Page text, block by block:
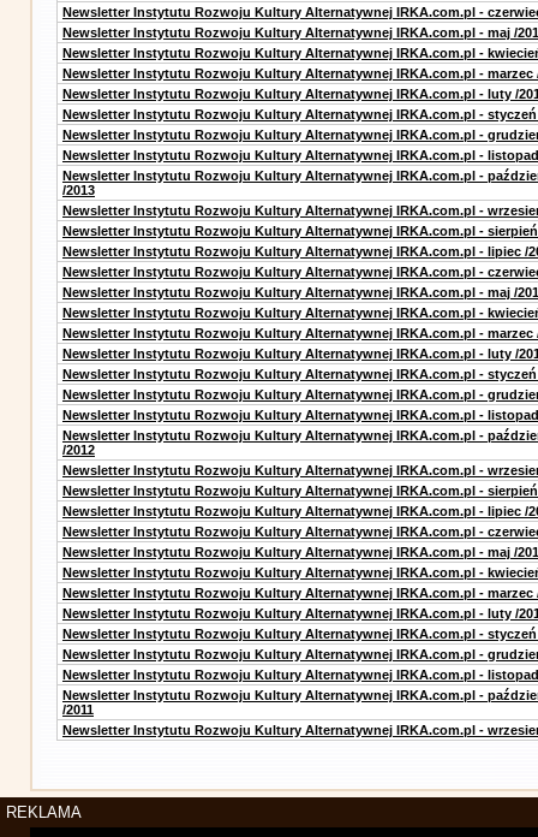
Newsletter Instytutu Rozwoju Kultury Alternatywnej IRKA.com.pl -
Newsletter Instytutu Rozwoju Kultury Alternatywnej IRKA.com.pl - maj /
Newsletter Instytutu Rozwoju Kultury Alternatywnej IRKA.com.pl -
Newsletter Instytutu Rozwoju Kultury Alternatywnej IRKA.com.pl - marzec
Newsletter Instytutu Rozwoju Kultury Alternatywnej IRKA.com.pl - luty /
Newsletter Instytutu Rozwoju Kultury Alternatywnej IRKA.com.pl - styczeń
Newsletter Instytutu Rozwoju Kultury Alternatywnej IRKA.com.pl -
Newsletter Instytutu Rozwoju Kultury Alternatywnej IRKA.com.pl - listopad
Newsletter Instytutu Rozwoju Kultury Alternatywnej IRKA.com.pl -
/2013
Newsletter Instytutu Rozwoju Kultury Alternatywnej IRKA.com.pl -
Newsletter Instytutu Rozwoju Kultury Alternatywnej IRKA.com.pl - sierpień
Newsletter Instytutu Rozwoju Kultury Alternatywnej IRKA.com.pl - lipiec /
Newsletter Instytutu Rozwoju Kultury Alternatywnej IRKA.com.pl -
Newsletter Instytutu Rozwoju Kultury Alternatywnej IRKA.com.pl - maj /
Newsletter Instytutu Rozwoju Kultury Alternatywnej IRKA.com.pl -
Newsletter Instytutu Rozwoju Kultury Alternatywnej IRKA.com.pl - marzec
Newsletter Instytutu Rozwoju Kultury Alternatywnej IRKA.com.pl - luty /
Newsletter Instytutu Rozwoju Kultury Alternatywnej IRKA.com.pl - styczeń
Newsletter Instytutu Rozwoju Kultury Alternatywnej IRKA.com.pl -
Newsletter Instytutu Rozwoju Kultury Alternatywnej IRKA.com.pl - listopad
Newsletter Instytutu Rozwoju Kultury Alternatywnej IRKA.com.pl -
/2012
Newsletter Instytutu Rozwoju Kultury Alternatywnej IRKA.com.pl -
Newsletter Instytutu Rozwoju Kultury Alternatywnej IRKA.com.pl - sierpień
Newsletter Instytutu Rozwoju Kultury Alternatywnej IRKA.com.pl - lipiec /
Newsletter Instytutu Rozwoju Kultury Alternatywnej IRKA.com.pl -
Newsletter Instytutu Rozwoju Kultury Alternatywnej IRKA.com.pl - maj /
Newsletter Instytutu Rozwoju Kultury Alternatywnej IRKA.com.pl -
Newsletter Instytutu Rozwoju Kultury Alternatywnej IRKA.com.pl - marzec
Newsletter Instytutu Rozwoju Kultury Alternatywnej IRKA.com.pl - luty /
Newsletter Instytutu Rozwoju Kultury Alternatywnej IRKA.com.pl - styczeń
Newsletter Instytutu Rozwoju Kultury Alternatywnej IRKA.com.pl -
Newsletter Instytutu Rozwoju Kultury Alternatywnej IRKA.com.pl - listopad
Newsletter Instytutu Rozwoju Kultury Alternatywnej IRKA.com.pl -
/2011
Newsletter Instytutu Rozwoju Kultury Alternatywnej IRKA.com.pl -
REKLAMA